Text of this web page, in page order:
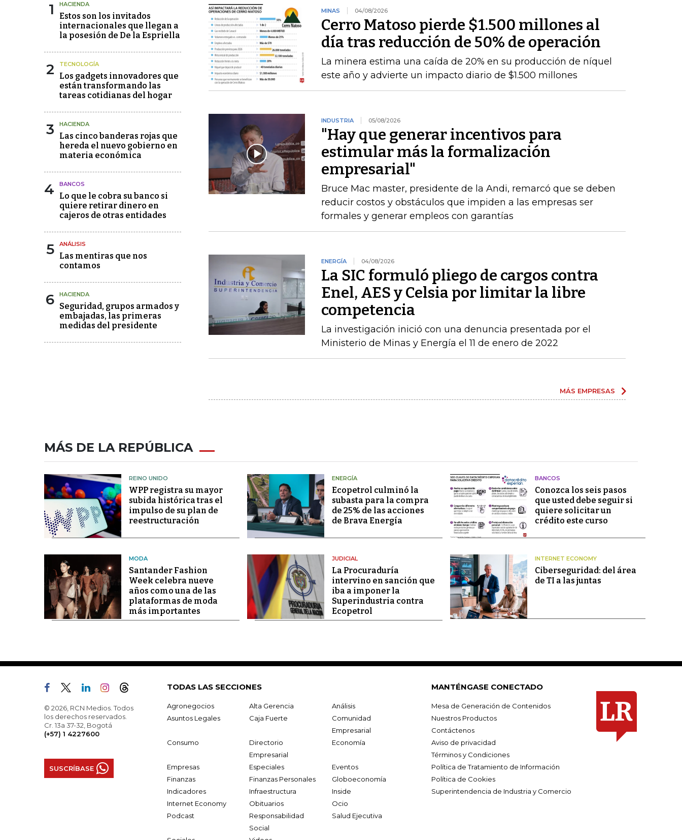
1 HACIENDA
Estos son los invitados
internacionales que llegan a
la posesión de De la Espriella
2 TECNOLOGÍA
Los gadgets innovadores que
están transformando las
tareas cotidianas del hogar
3 HACIENDA
Las cinco banderas rojas que
hereda el nuevo gobierno en
materia económica
4 BANCOS
Lo que le cobra su banco si
quiere retirar dinero en
cajeros de otras entidades
5 ANÁLISIS
Las mentiras que nos
contamos
6 HACIENDA
Seguridad, grupos armados y
embajadas, las primeras
medidas del presidente
MINAS 04/08/2026
Cerro Matoso pierde $1.500 millones al
día tras reducción de 50% de operación
La minera estima una caída de 20% en su producción de níquel
este año y advierte un impacto diario de $1.500 millones
INDUSTRIA 05/08/2026
"Hay que generar incentivos para
estimular más la formalización
empresarial"
Bruce Mac master, presidente de la Andi, remarcó que se deben
reducir costos y obstáculos que impiden a las empresas ser
formales y generar empleos con garantías
ENERGÍA 04/08/2026
La SIC formuló pliego de cargos contra
Enel, AES y Celsia por limitar la libre
competencia
La investigación inició con una denuncia presentada por el
Ministerio de Minas y Energía el 11 de enero de 2022
MÁS EMPRESAS
MÁS DE LA REPÚBLICA
REINO UNIDO
WPP registra su mayor
subida histórica tras el
impulso de su plan de
reestructuración
ENERGÍA
Ecopetrol culminó la
subasta para la compra
de 25% de las acciones
de Brava Energía
BANCOS
Conozca los seis pasos
que usted debe seguir si
quiere solicitar un
crédito este curso
MODA
Santander Fashion
Week celebra nueve
años como una de las
plataformas de moda
más importantes
JUDICIAL
La Procuraduría
intervino en sanción que
iba a imponer la
Superindustria contra
Ecopetrol
INTERNET ECONOMY
Ciberseguridad: del área
de TI a las juntas
© 2026, RCN Medios. Todos
los derechos reservados.
Cr. 13a 37-32, Bogotá
(+57) 1 4227600
SUSCRÍBASE
TODAS LAS SECCIONES
Agronegocios Alta Gerencia
Análisis
Asuntos Legales
Caja Fuerte
Comunidad
Empresarial
Consumo
Directorio
Empresarial
Economía
Empresas Especiales
Eventos
Finanzas
Finanzas Personales
Globoeconomía
Indicadores
Infraestructura
Inside
Internet Economy
Obituarios
Ocio
Podcast
Responsabilidad
Social
Salud Ejecutiva
MANTÉNGASE CONECTADO
Mesa de Generación de Contenidos
Nuestros Productos
Contáctenos
Aviso de privacidad
Términos y Condiciones
Política de Tratamiento de Información
Política de Cookies
Superintendencia de Industria y Comercio